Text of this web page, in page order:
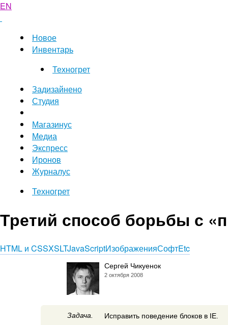
EN
Новое
Инвентарь
Техногрет
Задизайнено
Студия
Магазинус
Медиа
Экспресс
Иронов
Журналус
Техногрет
Третий способ борьбы с
HTML и CSSXSLTJavaScriptИзображенияСофтEtc
Сергей Чикуенок
2 октября 2008
Задача. Исправить поведение блоков в IE.